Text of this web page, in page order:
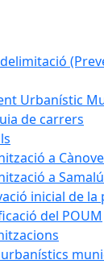
Urbanístic
de carrers
a
a
inicial de la
del POUM